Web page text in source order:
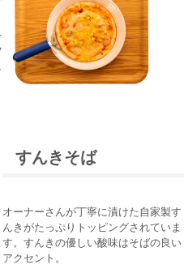
すんきそば
オーナーさんが丁寧に漬けた自家製す
んきがたっぷりトッピングされていま
す。すんきの優しい酸味はそばの良い
アクセント。